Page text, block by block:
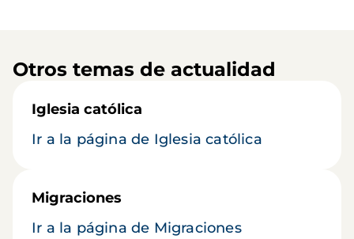
Otros temas de actualidad
Iglesia católica
Ir a la página de Iglesia católica
Migraciones
Ir a la página de Migraciones